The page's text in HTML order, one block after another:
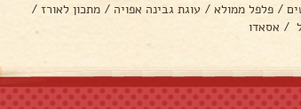
/ פלפל ממולא / עוגת גבינה אפויה / מתכון לאורז /
/ אסאדו